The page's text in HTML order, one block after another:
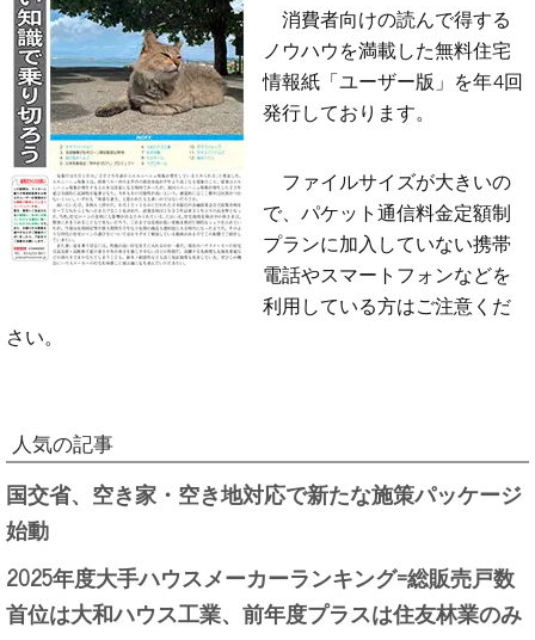
消費者向けの読んで得する
ノウハウを満載した無料住宅
情報紙「ユーザー版」を年4回
発行しております。
ファイルサイズが大きいの
で、パケット通信料金定額制
プランに加入していない携帯
電話やスマートフォンなどを
利用している方はご注意くだ
さい。
人気の記事
国交省、空き家・空き地対応で新たな施策パッケージ
始動
2025年度大手ハウスメーカーランキング=総販売戸数
首位は大和ハウス工業、前年度プラスは住友林業のみ